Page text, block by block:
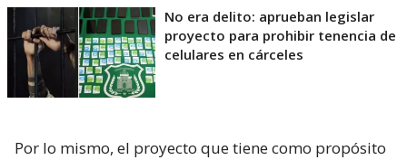
No era delito: aprueban legislar
proyecto para prohibir tenencia de
celulares en cárceles
Por lo mismo, el proyecto que tiene como propósito